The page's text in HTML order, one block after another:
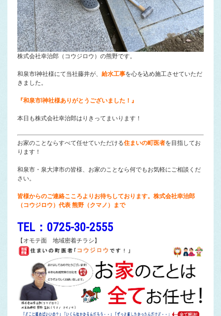
株式会社幸治郎（コウジロウ）の熊野です。
和泉市I神社様にて当社藤井が、 給水工事を心を込め施工させていただ
きました。
『和泉市I神社様ありがとうございました！』
本日も株式会社幸治郎はりきってまいります！
お家のことならすべて任せていただける住まいの町医者を目指してお
ります！
和泉市・泉大津市の皆様、お家のことなら何でもお気軽にご相談くだ
さい。
皆様からのご連絡こころよりお待ちしております。株式会社幸治郎
（コウジロウ）代表 熊野（クマノ）まで
TEL：0725-30-2555
【オモテ面 地域密着チラシ】